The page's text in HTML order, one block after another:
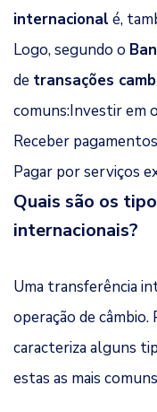
internacional é,
Logo, segundo o
de transações
comuns:Investir em
Receber
Pagar por serviços
Quais são os
internacionais?
Uma transferência
operação de
caracteriza alguns
estas as mais